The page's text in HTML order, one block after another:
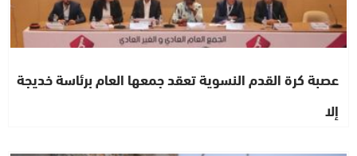
عصبة كرة القدم النسوية تعقد جمعها العام برئاسة خديجة
إلا